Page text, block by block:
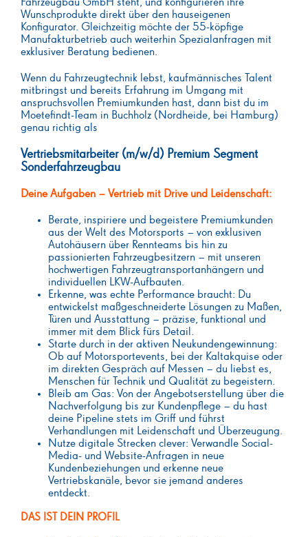
Fahrzeugbau GmbH steht, und konfigurieren ihre
Wunschprodukte direkt über den hauseigenen
Konfigurator. Gleichzeitig möchte der 55-köpfige
Manufakturbetrieb auch weiterhin Spezialanfragen mit
exklusiver Beratung bedienen.
Wenn du Fahrzeugtechnik lebst, kaufmännisches Talent
mitbringst und bereits Erfahrung im Umgang mit
anspruchsvollen Premiumkunden hast, dann bist du im
Moetefindt-Team in Buchholz (Nordheide, bei Hamburg)
genau richtig als
Vertriebsmitarbeiter (m/w/d) Premium Segment
Sonderfahrzeugbau
Deine Aufgaben – Vertrieb mit Drive und Leidenschaft:
Berate, inspiriere und begeistere Premiumkunden
aus der Welt des Motorsports – von exklusiven
Autohäusern über Rennteams bis hin zu
passionierten Fahrzeugbesitzern – mit unseren
hochwertigen Fahrzeugtransportanhängern und
individuellen LKW-Aufbauten.
Erkenne, was echte Performance braucht: Du
entwickelst maßgeschneiderte Lösungen zu Maßen,
Türen und Ausstattung – präzise, funktional und
immer mit dem Blick fürs Detail.
Starte durch in der aktiven Neukundengewinnung:
Ob auf Motorsportevents, bei der Kaltakquise oder
im direkten Gespräch auf Messen – du liebst es,
Menschen für Technik und Qualität zu begeistern.
Bleib am Gas: Von der Angebotserstellung über die
Nachverfolgung bis zur Kundenpflege – du hast
deine Pipeline stets im Griff und führst
Verhandlungen mit Leidenschaft und Überzeugung.
Nutze digitale Strecken clever: Verwandle Social-
Media- und Website-Anfragen in neue
Kundenbeziehungen und erkenne neue
Vertriebskanäle, bevor sie jemand anderes
entdeckt.
DAS IST DEIN PROFIL